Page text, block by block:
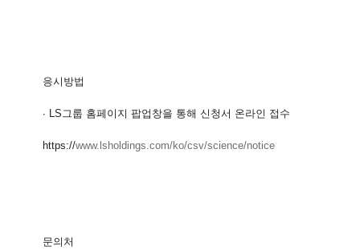
응시방법
∙ LS그룹 홈페이지 팝업창을 통해 신청서 온라인 접수
https://www.lsholdings.com/ko/csv/science/notice
문의처